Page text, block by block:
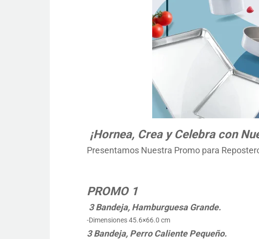
¡Hornea, Crea y Celebra con
Presentamos Nuestra Promo para
PROMO 1
3 Bandeja, Hamburguesa Grande.
-Dimensiones 45.6×66.0 cm
3 Bandeja, Perro Caliente Pequeño.